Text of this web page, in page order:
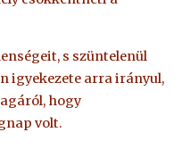
s szüntelenül
igyekezete arra irányul,
hogy
volt.